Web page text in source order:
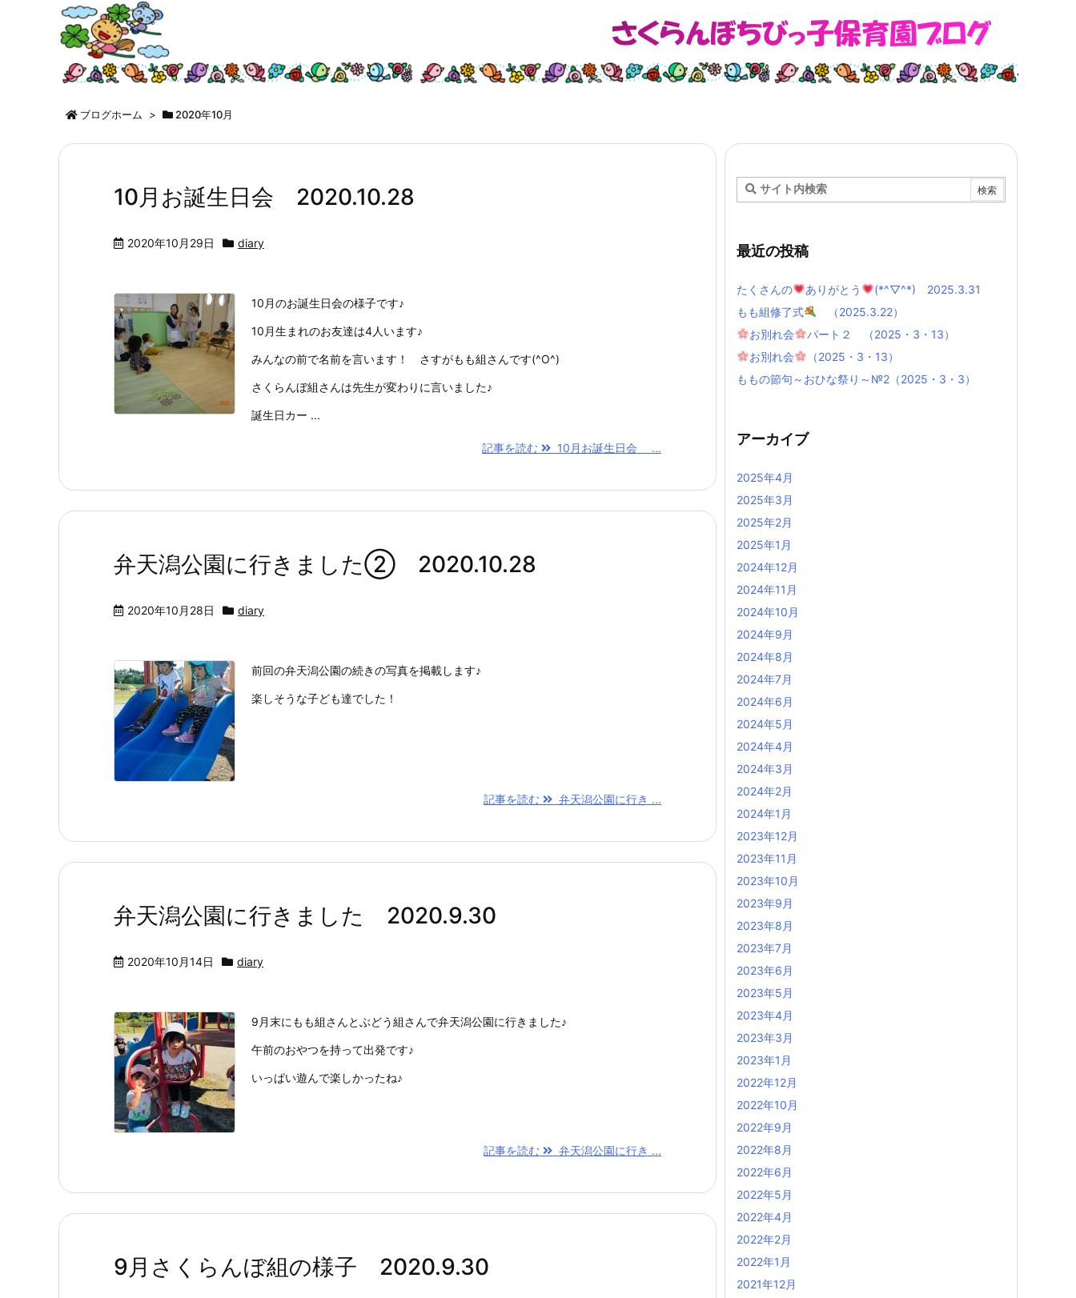
ブログホーム > 2020年10月
10月お誕生日会 2020.10.28
2020年10月29日 diary
10月のお誕生日会の様子です♪
10月生まれのお友達は4人います♪
みんなの前で名前を言います！ さすがもも組さんです(^O^)
さくらんぼ組さんは先生が変わりに言いました♪
誕生日カー ...
記事を読む 10月お誕生日会 ...
弁天潟公園に行きました② 2020.10.28
2020年10月28日 diary
前回の弁天潟公園の続きの写真を掲載します♪
楽しそうな子ども達でした！
記事を読む 弁天潟公園に行き ...
弁天潟公園に行きました 2020.9.30
2020年10月14日 diary
9月末にもも組さんとぶどう組さんで弁天潟公園に行きました♪
午前のおやつを持って出発です♪
いっぱい遊んで楽しかったね♪
記事を読む 弁天潟公園に行き ...
9月さくらんぼ組の様子 2020.9.30
最近の投稿
たくさんの ありがとう
(*^▽^*) 2025.3.31
もも組修了式
（2025.3.22）
お別れ会
パート２ （2025・3・13）
お別れ会
（2025・3・13）
ももの節句～おひな祭り～№2（2025・3・3）
アーカイブ
2025年4月
2025年3月
2025年2月
2025年1月
2024年12月
2024年11月
2024年10月
2024年9月
2024年8月
2024年7月
2024年6月
2024年5月
2024年4月
2024年3月
2024年2月
2024年1月
2023年12月
2023年11月
2023年10月
2023年9月
2023年8月
2023年7月
2023年6月
2023年5月
2023年4月
2023年3月
2023年1月
2022年12月
2022年10月
2022年9月
2022年8月
2022年6月
2022年5月
2022年4月
2022年2月
2022年1月
2021年12月